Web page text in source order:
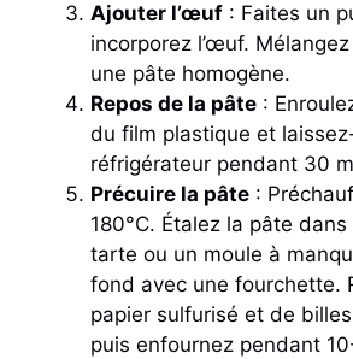
Ajouter l’œuf : Faites un
incorporez l’œuf. Mélangez
une pâte homogène.
Repos de la pâte :
du film plastique et
réfrigérateur pendant 30
Précuire la pâte :
180°C. Étalez la pâte
tarte ou un moule à
fond avec une fourchette.
papier sulfurisé et de
puis enfournez pendant